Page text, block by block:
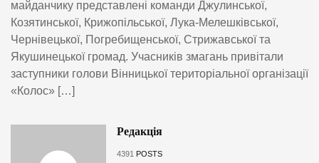
майданчику представлені команди Джулинської,
Козятинської, Крижопільської, Лука-Мелешківської,
Чернівецької, Погребищенської, Стрижавської та
Якушинецької громад. Учасників змагань привітали
заступники голови Вінницької територіальної організації
«Колос» […]
Редакція
4391 POSTS